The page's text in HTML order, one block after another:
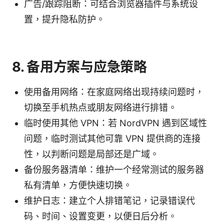
广告/跟踪阻断：可结合浏览器插件与系统设
置，提升隐私防护。
8. 备用方案与应急策略
使用备用网络：在家庭网络出现持续问题时，
切换至手机热点或朋友网络进行排错。
临时使用其他 VPN：若 NordVPN 遇到区域性
问题，临时测试其他可靠 VPN 提供商的连接
性，以判断问题是局部还是广域。
备份服务器清单：维护一个经常测试的服务器
私有清单，方便快速切换。
维护日志：建立个人排错笔记，记录错误代
码、时间、设置变更，以便日后分析。